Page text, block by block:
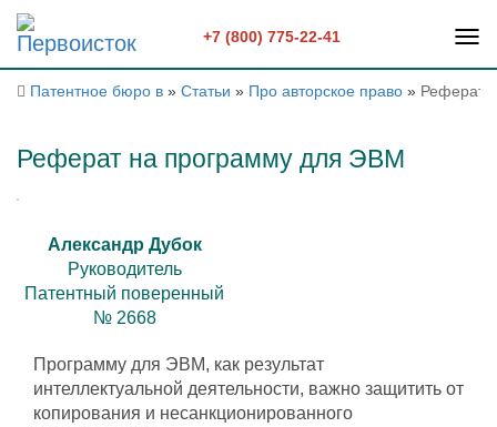
+7 (800) 775-22-41
Патентное бюро в » Статьи » Про авторское право » Реферат
Реферат на программу для ЭВМ
Александр Дубок
Руководитель
Патентный поверенный
№ 2668
Программу для ЭВМ, как результат
интеллектуальной деятельности, важно защитить от
копирования и несанкционированного